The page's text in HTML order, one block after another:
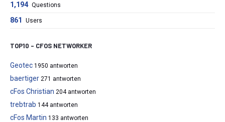
1,194 Questions
861 Users
TOP10 – CFOS NETWORKER
Geotec 1950 antworten
baertiger 271 antworten
cFos Christian 204 antworten
trebtrab 144 antworten
cFos Martin 133 antworten